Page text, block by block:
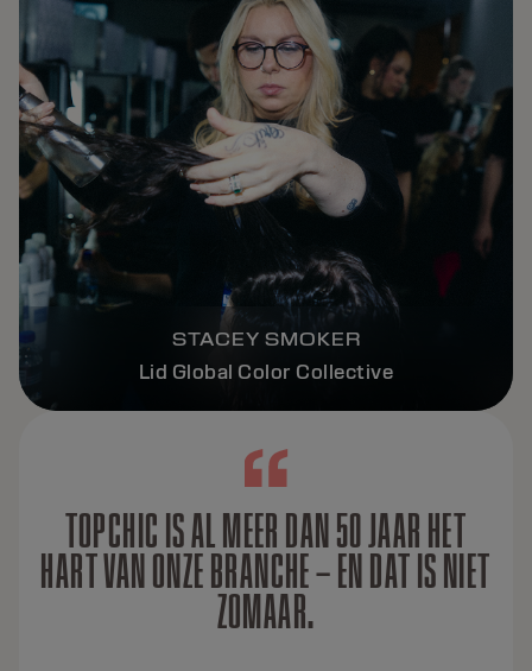
STACEY SMOKER
Lid Global Color Collective
TOPCHIC IS AL MEER DAN 50 JAAR HET
HART VAN ONZE BRANCHE – EN DAT IS NIET
ZOMAAR.